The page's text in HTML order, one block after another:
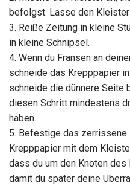
befolgst. Lasse den
3. Reiße Zeitung in kleine
in kleine Schnipsel.
4. Wenn du Fransen an
schneide das Krepppapier
schneide die dünnere Seite
diesen Schritt mindestens
haben.
5. Befestige das zerrissene
Krepppapier mit dem
dass du um den Knoten
damit du später deine